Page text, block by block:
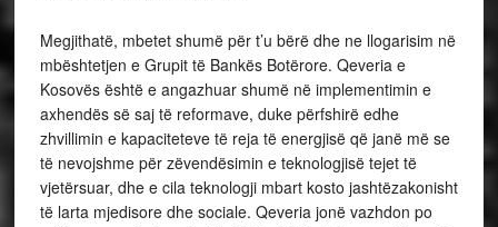
Megjithatë, mbetet shumë për t’u bërë dhe ne llogarisim në
mbështetjen e Grupit të Bankës Botërore. Qeveria e
Kosovës është e angazhuar shumë në implementimin e
axhendës së saj të reformave, duke përfshirë edhe
zhvillimin e kapaciteteve të reja të energjisë që janë më se
të nevojshme për zëvendësimin e teknologjisë tejet të
vjetërsuar, dhe e cila teknologji mbart kosto jashtëzakonisht
të larta mjedisore dhe sociale. Qeveria jonë vazhdon po